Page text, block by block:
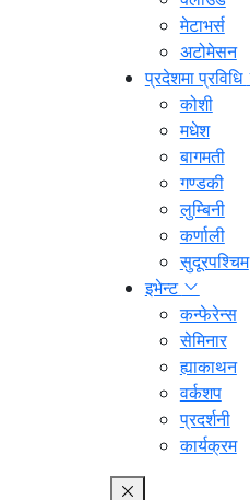
मेटाभर्स
अटोमेसन
प्रदेशमा प्रविधि
कोशी
मधेश
बागमती
गण्डकी
लुम्बिनी
कर्णाली
सुदूरपश्चिम
इभेन्ट
कन्फेरेन्स
सेमिनार
ह्याकाथन
वर्कशप
प्रदर्शनी
कार्यक्रम